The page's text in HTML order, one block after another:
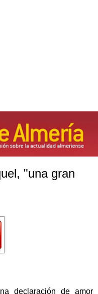
"una gran
declaración de amor